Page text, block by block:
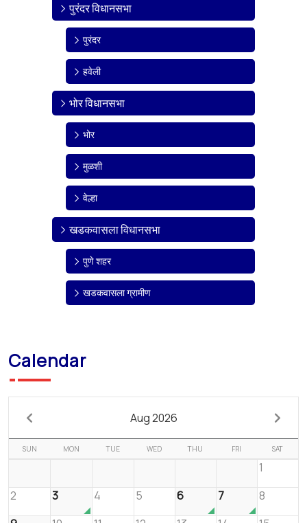
पुरंदर विधानसभा
पुरंदर
हवेली
भोर विधानसभा
भोर
मुळशी
वेल्हा
खडकवासला विधानसभा
पुणे शहर
खडकवासला ग्रामीण
Calendar
Aug 2026
SUN MON TUE WED THU FRI SAT
1
2
3 4 5 6 7
8